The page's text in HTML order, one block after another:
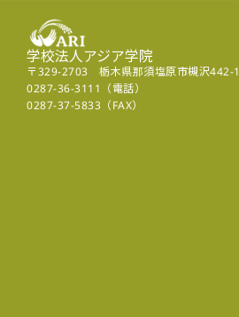
学校法人アジア学院
〒329-2703 栃木県那須塩原市槻沢442-1
0287-36-3111（電話）
0287-37-5833（FAX）